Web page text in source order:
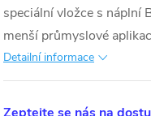
speciální vložce s náplní
menší průmyslové
Detailní informace